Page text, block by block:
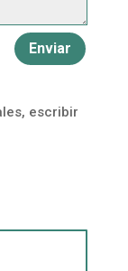
Enviar
escribir